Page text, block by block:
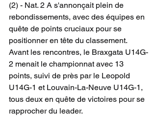
(2) - Nat. 2 A s'annonçait plein de
rebondissements, avec des équipes en
quête de points cruciaux pour se
positionner en tête du classement.
Avant les rencontres, le Braxgata U14G-
2 menait le championnat avec 13
points, suivi de près par le Leopold
U14G-1 et Louvain-La-Neuve U14G-1,
tous deux en quête de victoires pour se
rapprocher du leader.